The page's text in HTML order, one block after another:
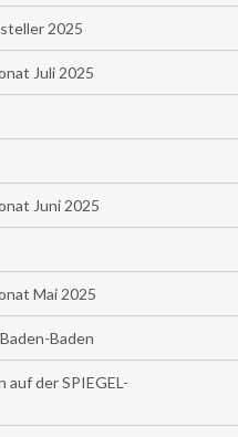
2025
Juli 2025
Juni 2025
Mai 2025
Baden
der SPIEGEL-